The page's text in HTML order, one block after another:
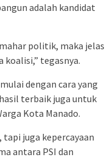
adalah kandidat
politik, maka jelas
koalisi,” tegasnya.
dengan cara yang
terbaik juga untuk
Kota Manado.
tapi juga kepercayaan
antara PSI dan